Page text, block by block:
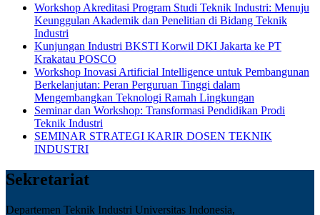
Workshop Akreditasi Program Studi Teknik Industri: Menuju
Keunggulan Akademik dan Penelitian di Bidang Teknik
Industri
Kunjungan Industri BKSTI Korwil DKI Jakarta ke PT
Krakatau POSCO
Workshop Inovasi Artificial Intelligence untuk Pembangunan
Berkelanjutan: Peran Perguruan Tinggi dalam
Mengembangkan Teknologi Ramah Lingkungan
Seminar dan Workshop: Transformasi Pendidikan Prodi
Teknik Industri
SEMINAR STRATEGI KARIR DOSEN TEKNIK
INDUSTRI
Sekretariat
Departemen Teknik Industri Universitas Indonesia,